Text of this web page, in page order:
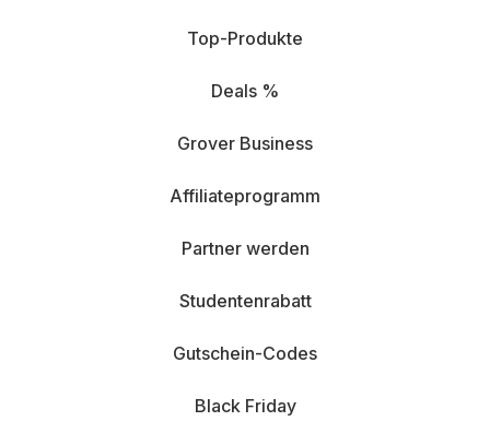
Top-Produkte
Deals %
Grover Business
Affiliateprogramm
Partner werden
Studentenrabatt
Gutschein-Codes
Black Friday